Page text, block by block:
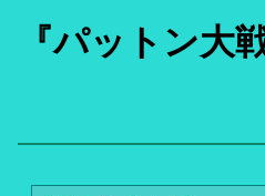
『パットン大